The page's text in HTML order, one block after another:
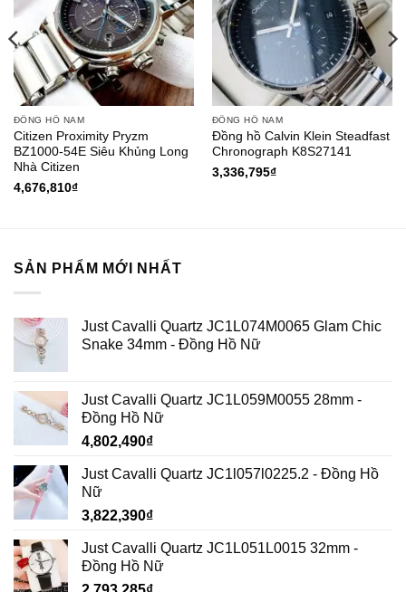
ĐỒNG HỒ NAM
Citizen Proximity Pryzm
BZ1000-54E Siêu Khủng Long
Nhà Citizen
4,676,810₫
ĐỒNG HỒ NAM
Đồng hồ Calvin Klein Steadfast
Chronograph K8S27141
3,336,795₫
SẢN PHẨM MỚI NHẤT
Just Cavalli Quartz JC1L074M0065 Glam Chic
Snake 34mm - Đồng Hồ Nữ
Just Cavalli Quartz JC1L059M0055 28mm -
Đồng Hồ Nữ
4,802,490₫
Just Cavalli Quartz JC1l057l0225.2 - Đồng Hồ
Nữ
3,822,390₫
Just Cavalli Quartz JC1L051L0015 32mm -
Đồng Hồ Nữ